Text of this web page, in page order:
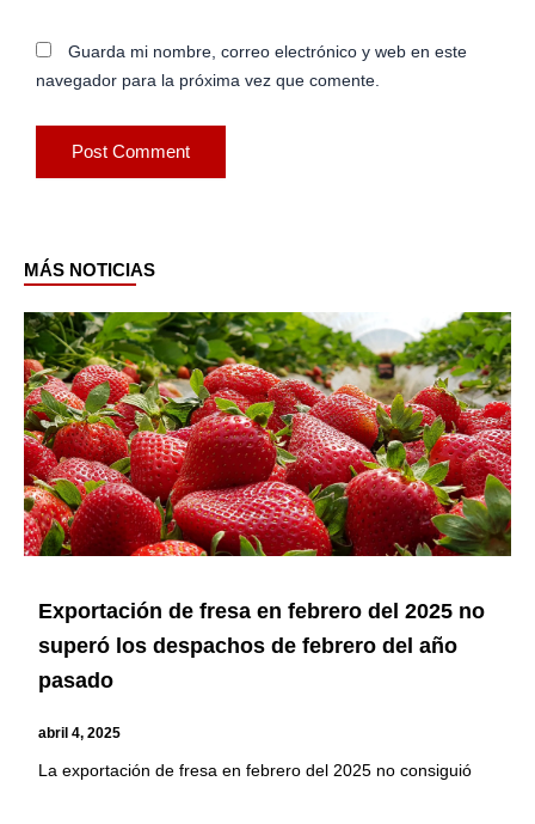
Guarda mi nombre, correo electrónico y web en este
navegador para la próxima vez que comente.
MÁS NOTICIAS
Exportación de fresa en febrero del 2025 no
superó los despachos de febrero del año
pasado
abril 4, 2025
La exportación de fresa en febrero del 2025 no consiguió
Page PagePagePagePage